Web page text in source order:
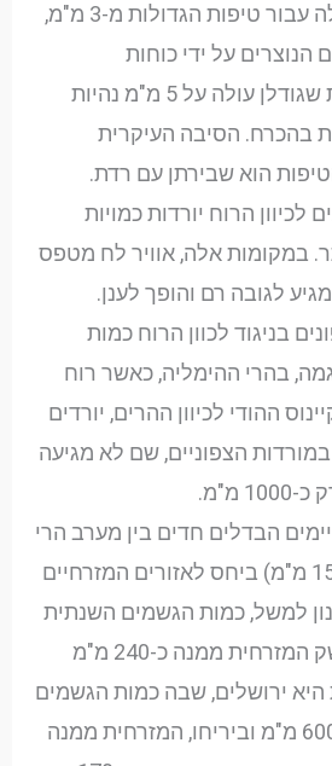
טיפות ספונטנית עולה עבור טיפות הגדולות מ-3 מ"מ,
הנוצרים על ידי כוחות
אווירודינמיים. טיפות שגודלן עולה על 5 מ"מ נהיות
בהכרח. הסיבה העיקרית
הוא שבירתן עם רדת.
הרוח יורדות כמויות
במקומות אלה, אוויר לח מטפס
לגובה רם והופך לענן.
בניגוד לכוון הרוח כמות
בהרי ההימליה, כאשר רוח
ההודי לכיוון ההרים, יורדים
ואילו במורדות הצפוניים, שם לא מגיעה
מ"מ.
הבדלים חדים בין מערב הרי
הלבנון והחרמון (1500 מ"מ) ביחס לאזורים המזרחיים
למשל, כמות הגשמים השנתית
היא 600 מ"מ ובדמשק המזרחית ממנה כ-240 מ"מ
ירושלים, שבה כמות הגשמים
השנתית עומדת על 600 מ"מ וביריחו, המזרחית ממנה